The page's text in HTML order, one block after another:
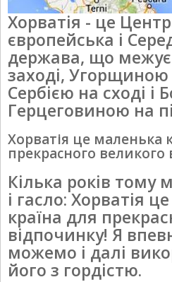
Хорватія - це
європейська і
держава, що межує
заході, Угорщиною
Сербією на сході і
Герцеговиною на
Хорватія це маленька
прекрасного великого
Кілька років тому
і гасло: Хорватія
країна для
відпочинку! Я
можемо і далі
його з гордістю.